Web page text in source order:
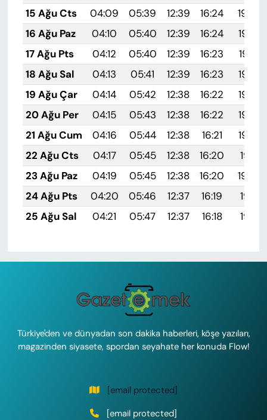
15 Ağu Cts
04:09 05:39 12:39 16:24
19:30
16 Ağu Paz
04:10 05:40 12:39 16:24
19:29
17 Ağu Pts
04:12 05:40 12:39 16:23
19:27
18 Ağu Sal
04:13 05:41 12:39 16:23
19:26
19 Ağu Çar
04:14 05:42 12:38 16:22
19:25
20 Ağu Per
04:15 05:43 12:38 16:22
19:24
21 Ağu Cum
04:16 05:44 12:38 16:21
19:22
22 Ağu Cts
04:17 05:45 12:38 16:20
19:21
23 Ağu Paz
04:19 05:45 12:38 16:20
19:20
24 Ağu Pts
04:20 05:46 12:37 16:19
19:18
25 Ağu Sal
04:21 05:47 12:37 16:18 19:17
Türkiye'den ve dünyadan son dakika haberleri, köşe yazıları,
magazinden siyasete, spordan seyahate her konuda Flow!
[email protected]
[email protected]